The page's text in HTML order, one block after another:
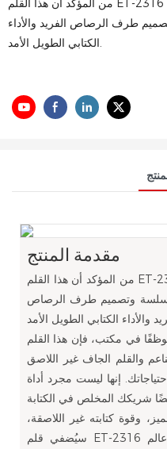
من المؤكد أن هذا القلم ET-2316 المصمم بشكل جميل سيمنحك متعة
طرف الرصاص الفريد والأداء
الكتابي الطويل الأمد.
مقدمة المنتج
من المؤكد أن هذا القلم ET-2316 المصمم بشكل جميل سيمنحك
السلسة وتصميم طرف الرصاص
في مكتب، فإن هذا القلم
والقلم الجاف غير اللاصق
إنها ليست مجرد أداة
وقوة كتابته غير اللاصقة،
سيُضفي قلم ET-2316 مزيدًا من الراحة والجاذبية على عالم